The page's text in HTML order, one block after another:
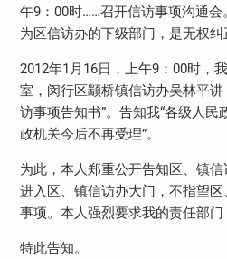
午9：00时……召开信访事项沟通会
为区信访办的下级部门，是无权纠
2012年1月16日，上午9：00时，
室，闵行区颛桥镇信访办吴林平
访事项告知书”。告知我“各级人
政机关今后不再受理”。
为此，本人郑重公开告知区、镇
进入区、镇信访办大门，不指望
事项。本人强烈要求我的责任部门
特此告知。